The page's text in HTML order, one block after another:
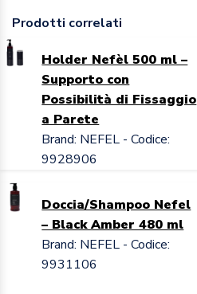
Prodotti correlati
Holder Nefèl 500 ml –
Supporto con
Possibilità di Fissaggio
a Parete
Brand: NEFEL - Codice:
9928906
Doccia/Shampoo Nefel
– Black Amber 480 ml
Brand: NEFEL - Codice:
9931106